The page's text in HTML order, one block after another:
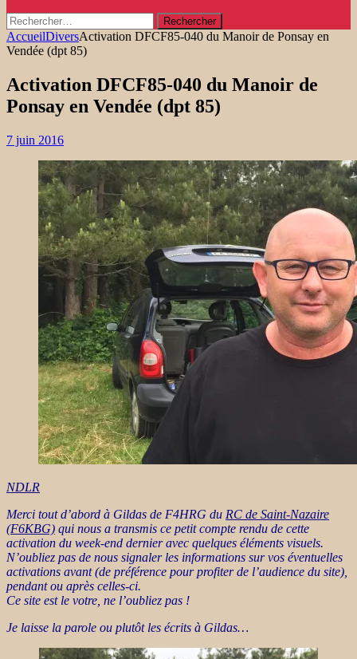
Rechercher :
AccueilDiversActivation DFCF85-040 du Manoir de Ponsay en
Vendée (dpt 85)
Activation DFCF85-040 du Manoir de
Ponsay en Vendée (dpt 85)
7 juin 2016
NDLR
Merci tout d’abord à Gildas de F4HRG du RC de Saint-Nazaire
(F6KBG) qui nous a transmis ce petit compte rendu de cette
activation du week-end dernier avec quelques éléments visuels.
N’oubliez pas de nous signaler les informations sur vos éventuelles
activations avant (de préférence pour profiter de l’audience du site),
pendant ou après celles-ci.
Ce site est le votre, ne l’oubliez pas !
Je laisse la parole ou plutôt les écrits à Gildas…